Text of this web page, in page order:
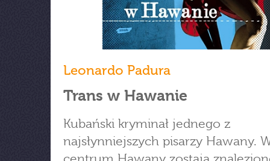
Leonardo Padura
Trans w Hawanie
Kubański kryminał jednego z
najsłynniejszych pisarzy Hawany.